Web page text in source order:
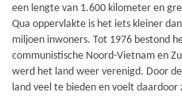
een lengte van 1.600 kilometer en
Qua oppervlakte is het iets kleiner
miljoen inwoners. Tot 1976 bestond
communistische Noord-Vietnam en
werd het land weer verenigd. Door
land veel te bieden en voelt